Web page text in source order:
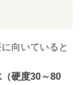
向いていると
硬度30～80